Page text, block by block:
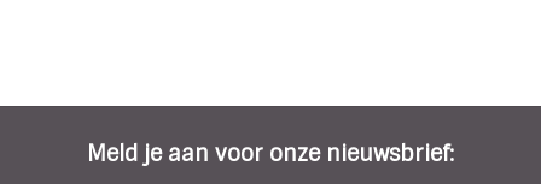
Meld je aan voor onze nieuwsbrief: